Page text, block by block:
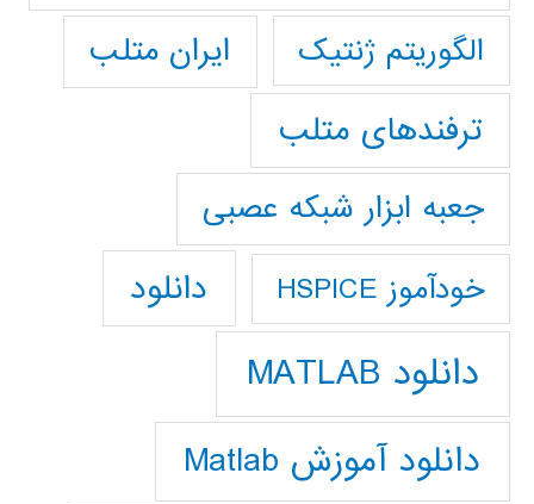
الگوریتم ژنتیک
ایران متلب
ترفندهای متلب
جعبه ابزار شبکه عصبی
خودآموز HSPICE دانلود
دانلود MATLAB
دانلود آموزش Matlab